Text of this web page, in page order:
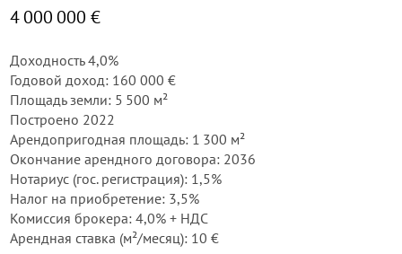
4 000 000 €
Доходность 4,0%
Годовой доход: 160 000 €
Площадь земли: 5 500 м²
Построено 2022
Арендопригодная площадь: 1 300 м²
Окончание арендного договора: 2036
Нотариус (гос. регистрация): 1,5%
Налог на приобретение: 3,5%
Комиссия брокера: 4,0% + НДС
Арендная ставка (м²/месяц): 10 €